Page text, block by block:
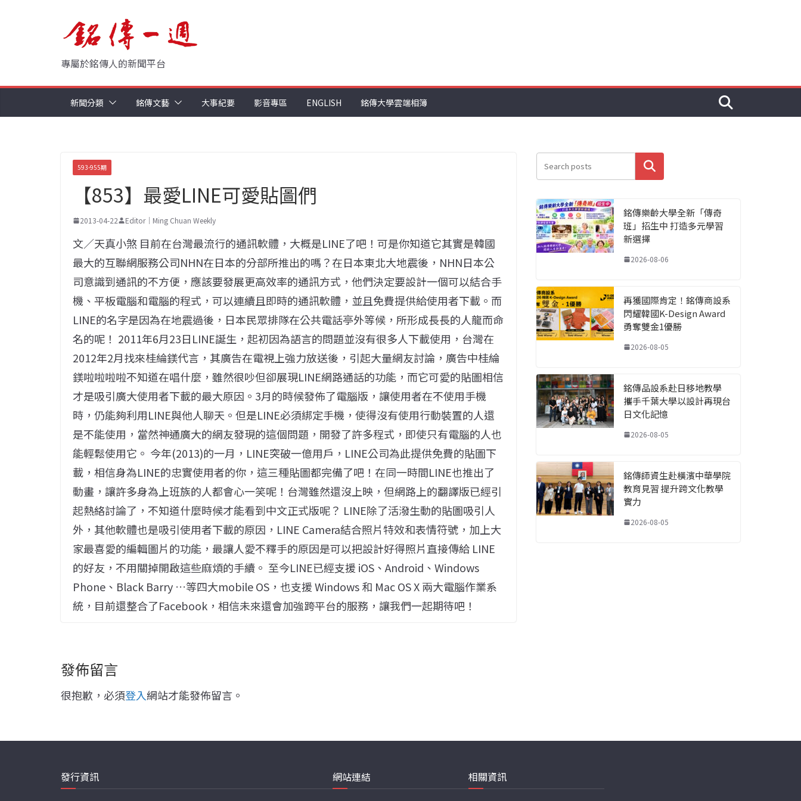
專屬於銘傳人的新聞平台
新聞分類 銘傳文藝 大事紀要 影音專區 ENGLISH 銘傳大學雲端相簿
593-955期
【853】最愛LINE可愛貼圖們
2013-04-22 Editor｜Ming Chuan Weekly
文／天真小煞 目前在台灣最流行的通訊軟體，大概是LINE了吧！可是你知道它其實是韓國
最大的互聯網服務公司NHN在日本的分部所推出的嗎？在日本東北大地震後，NHN日本公
司意識到通訊的不方便，應該要發展更高效率的通訊方式，他們決定要設計一個可以結合手
機、平板電腦和電腦的程式，可以連續且即時的通訊軟體，並且免費提供給使用者下載。而
LINE的名字是因為在地震過後，日本民眾排隊在公共電話亭外等候，所形成長長的人龍而命
名的呢！ 2011年6月23日LINE誕生，起初因為語言的問題並沒有很多人下載使用，台灣在
2012年2月找來桂綸鎂代言，其廣告在電視上強力放送後，引起大量網友討論，廣告中桂綸
鎂啦啦啦啦不知道在唱什麼，雖然很吵但卻展現LINE網路通話的功能，而它可愛的貼圖相信
才是吸引廣大使用者下載的最大原因。3月的時候發佈了電腦版，讓使用者在不使用手機
時，仍能夠利用LINE與他人聊天。但是LINE必須綁定手機，使得沒有使用行動裝置的人還
是不能使用，當然神通廣大的網友發現的這個問題，開發了許多程式，即使只有電腦的人也
能輕鬆使用它。 今年(2013)的一月，LINE突破一億用戶，LINE公司為此提供免費的貼圖下
載，相信身為LINE的忠實使用者的你，這三種貼圖都完備了吧！在同一時間LINE也推出了
動畫，讓許多身為上班族的人都會心一笑呢！台灣雖然還沒上映，但網路上的翻譯版已經引
起熱絡討論了，不知道什麼時候才能看到中文正式版呢？ LINE除了活潑生動的貼圖吸引人
外，其他軟體也是吸引使用者下載的原因，LINE Camera結合照片特效和表情符號，加上大
家最喜愛的編輯圖片的功能，最讓人愛不釋手的原因是可以把設計好得照片直接傳給 LINE
的好友，不用關掉開啟這些麻煩的手續。 至今LINE已經支援 iOS、Android、Windows
Phone、Black Barry …等四大mobile OS，也支援 Windows 和 Mac OS X 兩大電腦作業系
統，目前還整合了Facebook，相信未來還會加強跨平台的服務，讓我們一起期待吧！
發佈留言
很抱歉，必須登入網站才能發佈留言。
搜尋
銘傳樂齡大學全新「傳奇
班」招生中 打造多元學習
新選擇
2026-08-06
再獲國際肯定！銘傳商設系
閃耀韓國K-Design Award
勇奪雙金1優勝
2026-08-05
銘傳品設系赴日移地教學
攜手千葉大學以設計再現台
日文化記憶
2026-08-05
銘傳師資生赴橫濱中華學院
教育見習 提升跨文化教學
實力
2026-08-05
發行資訊 網站連結 相關資訊